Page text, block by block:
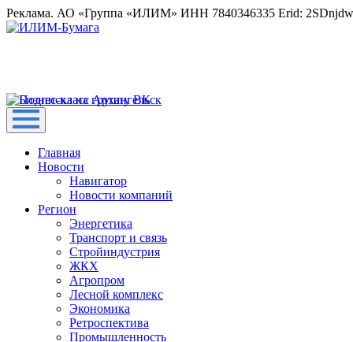
Реклама. АО «Группа «ИЛИМ» ИНН 7840346335 Erid:
Главная
Новости
Навигатор
Новости компаний
Регион
Энергетика
Транспорт и связь
Стройиндустрия
ЖКХ
Агропром
Лесной комплекс
Экономика
Ретроспектива
Промышленность